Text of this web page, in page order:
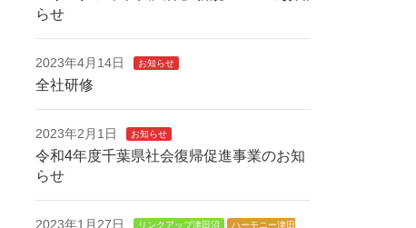
らせ
2023年4月14日 お知らせ
全社研修
2023年2月1日 お知らせ
令和4年度千葉県社会復帰促進事業のお知
らせ
2023年1月27日 リンクアップ津田沼
ハーモニー津田